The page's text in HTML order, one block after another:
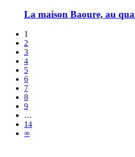
La maison Baoure, au
1
2
3
4
5
6
7
8
9
…
14
∞